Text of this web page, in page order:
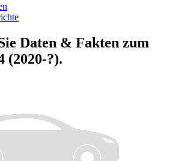
Daten & Fakten zum
(2020-?).